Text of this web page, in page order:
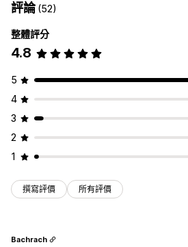
評論(52)
整體評分
4.8
5
4
3
2
1
撰寫評價 所有評價
Bachrach